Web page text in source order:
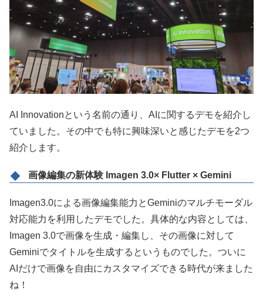
AI Innovationという名前の通り、AIに関するデモを紹介し
ていました。その中でも特に興味深いと感じたデモを2つ
紹介します。
画像編集の新体験 Imagen 3.0× Flutter × Gemini
Imagen3.0による画像編集能力とGeminiのマルチモーダル
対応能力を利用したデモでした。具体的な内容としては、
Imagen 3.0で画像を生成・編集し、その画像に対して
Geminiでタイトルを生成するというものでした。ついに
AIだけで画像を自由にカスタマイズできる時代が来ました
ね！